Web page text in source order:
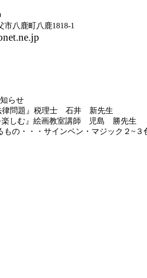
市八鹿町八鹿1818-1
らせ
律問題』税理士 石井 新先生
楽しむ』絵画教室講師 児島 勝先生
もの・・・サインペン・マジック２~３